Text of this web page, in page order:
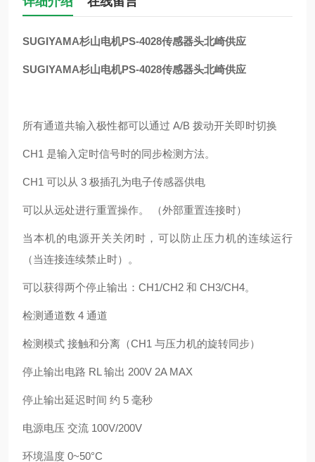
SUGIYAMA杉山电机PS-4028传感器头北崎供应
SUGIYAMA杉山电机PS-4028传感器头北崎供应
所有通道共输入极性都可以通过 A/B 拨动开关即时切换
CH1 是输入定时信号时的同步检测方法。
CH1 可以从 3 极插孔为电子传感器供电
可以从远处进行重置操作。 （外部重置连接时）
当本机的电源开关关闭时，可以防止压力机的连续运行
（当连接连续禁止时）。
可以获得两个停止输出：CH1/CH2 和 CH3/CH4。
检测通道数 4 通道
检测模式 接触和分离（CH1 与压力机的旋转同步）
停止输出电路 RL 输出 200V 2A MAX
停止输出延迟时间 约 5 毫秒
电源电压 交流 100V/200V
环境温度 0~50°C